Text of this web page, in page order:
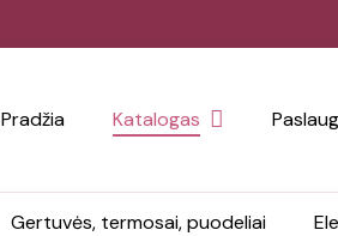
Pradžia Katalogas
Gertuvės, termosai, puodeliai